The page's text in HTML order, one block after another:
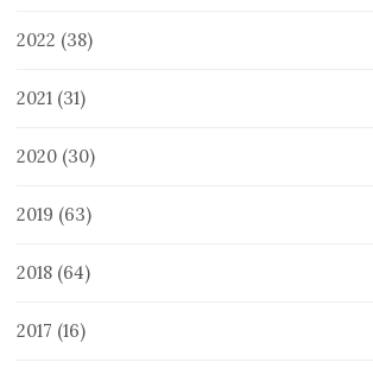
2022 (38)
2021 (31)
2020 (30)
2019 (63)
2018 (64)
2017 (16)